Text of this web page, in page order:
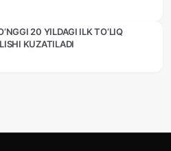
20 YILDAGI ILK TO‘LIQ
KUZATILADI